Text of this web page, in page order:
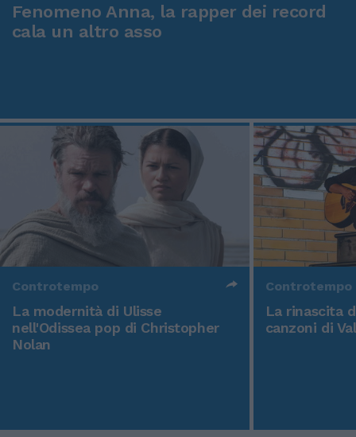
Fenomeno Anna, la rapper dei record
cala un altro asso
Controtempo
La modernità di Ulisse
nell'Odissea pop di Christopher
Nolan
Controtempo
La rinascita
canzoni di